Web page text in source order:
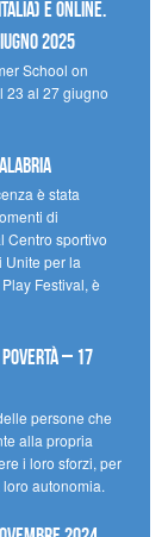
e online.
2025
School on
23 al 27 giugno
è stata
di
Centro sportivo
Unite per la
Festival, è
– 17
persone che
alla propria
i loro sforzi, per
autonomia.